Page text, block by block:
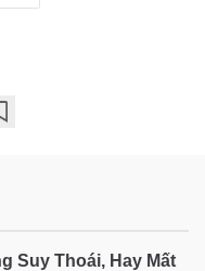
Suy Thoái, Hay Mất